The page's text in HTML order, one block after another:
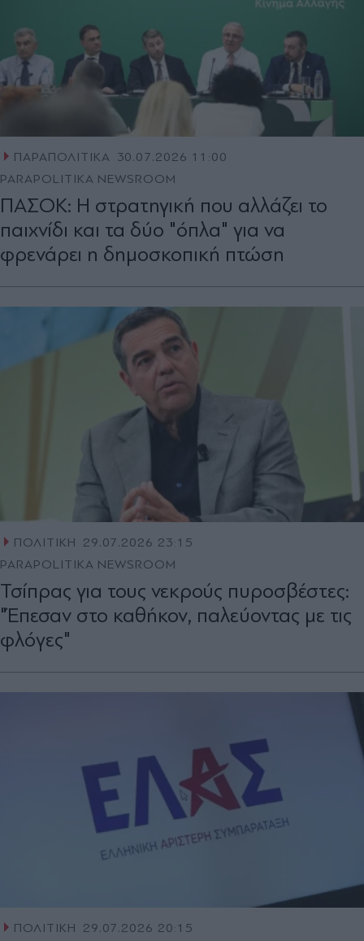
ΠΑΡΑΠΟΛΙΤΙΚΑ 30.07.2026 11:00
PARAPOLITIKA NEWSROOM
ΠΑΣΟΚ: Η στρατηγική που αλλάζει το
παιχνίδι και τα δύο "όπλα" για να
φρενάρει η δημοσκοπική πτώση
ΠΟΛΙΤΙΚΗ
29.07.2026 23:15
PARAPOLITIKA NEWSROOM
Τσίπρας για τους νεκρούς πυροσβέστες:
"Έπεσαν στο καθήκον, παλεύοντας με τις
φλόγες"
ΠΟΛΙΤΙΚΗ
29.07.2026 20:15